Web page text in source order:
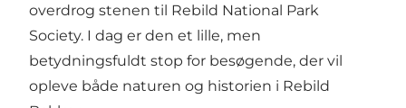
overdrog stenen til Rebild National Park
Society. I dag er den et lille, men
betydningsfuldt stop for besøgende, der vil
opleve både naturen og historien i Rebild